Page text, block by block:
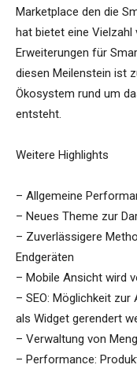
Marketplace den die
hat bietet eine Vielzahl
Erweiterungen für
diesen Meilenstein ist
Ökosystem rund um
entsteht.
Weitere Highlights
– Allgemeine
– Neues Theme zur
– Zuverlässigere
Endgeräten
– Mobile Ansicht wird
– SEO: Möglichkeit
als Widget gerendert
– Verwaltung von
– Performance: